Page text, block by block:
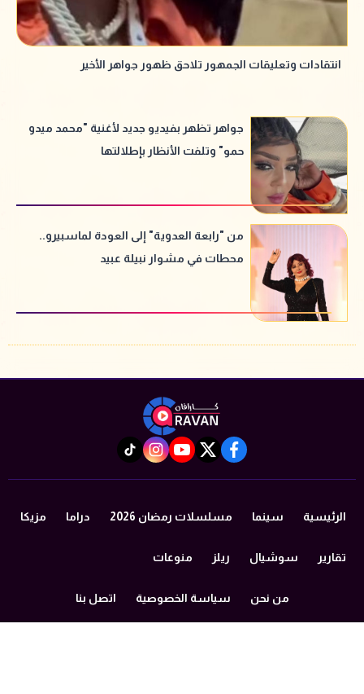
انتقادات وتعليقات الجمهور تلاحق ظهور جواهر الأخير
جواهر تظهر بفيديو جديد لأغنية "محمد ميدو
حمو" وتلفت الأنظار بإطلالتها
من "رابعة العدوية" إلى العودة لماسبيرو..
محطات في مشوار نبيلة عبيد
facebook
twitter
youtube
instagram
tiktok
الرئيسية سينما مسلسلات رمضان 2026 دراما مزيكا
تقارير سوشيال ريلز منوعات
من نحن سياسة الخصوصية اتصل بنا